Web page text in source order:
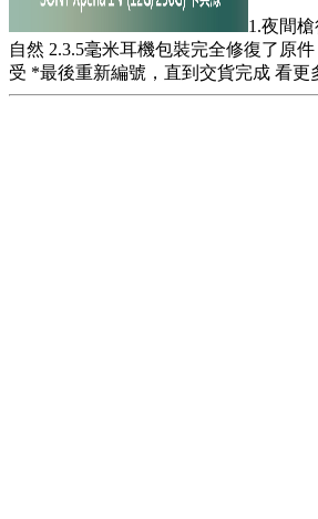
1.夜間
自然 2.3.5毫米耳機包裝完全修復了原
受 *最後重新編號，直到交貨完成 看更